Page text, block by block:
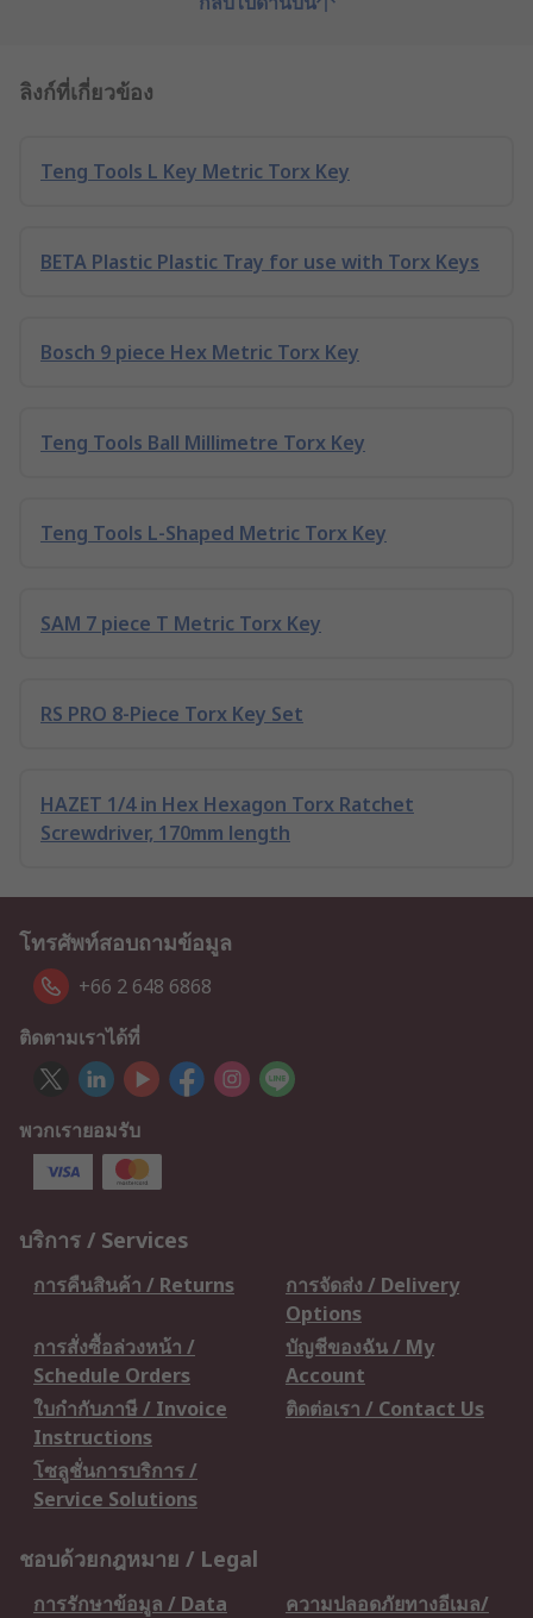
ลิงก์ที่เกี่ยวข้อง
Teng Tools L Key Metric Torx Key
BETA Plastic Plastic Tray for use with Torx Keys
Bosch 9 piece Hex Metric Torx Key
Teng Tools Ball Millimetre Torx Key
Teng Tools L-Shaped Metric Torx Key
SAM 7 piece T Metric Torx Key
RS PRO 8-Piece Torx Key Set
HAZET 1/4 in Hex Hexagon Torx Ratchet
Screwdriver, 170mm length
โทรศัพท์สอบถามข้อมูล
+66 2 648 6868
ติดตามเราได้ที่
พวกเรายอมรับ
บริการ / Services
การคืนสินค้า / Returns
การจัดส่ง / Delivery
Options
การสั่งซื้อล่วงหน้า /
Schedule Orders
บัญชีของฉัน / My
Account
ใบกำกับภาษี / Invoice
Instructions
ติดต่อเรา / Contact Us
โซลูชั่นการบริการ /
Service Solutions
ชอบด้วยกฎหมาย / Legal
การรักษาข้อมูล / Data ความปลอดภัยทางอีเมล/